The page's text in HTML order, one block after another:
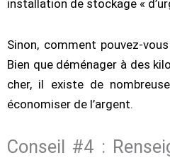
installation de stockage «
Sinon, comment pouvez-
Bien que déménager à des
cher, il existe de
économiser de l’argent.
Conseil #4 :